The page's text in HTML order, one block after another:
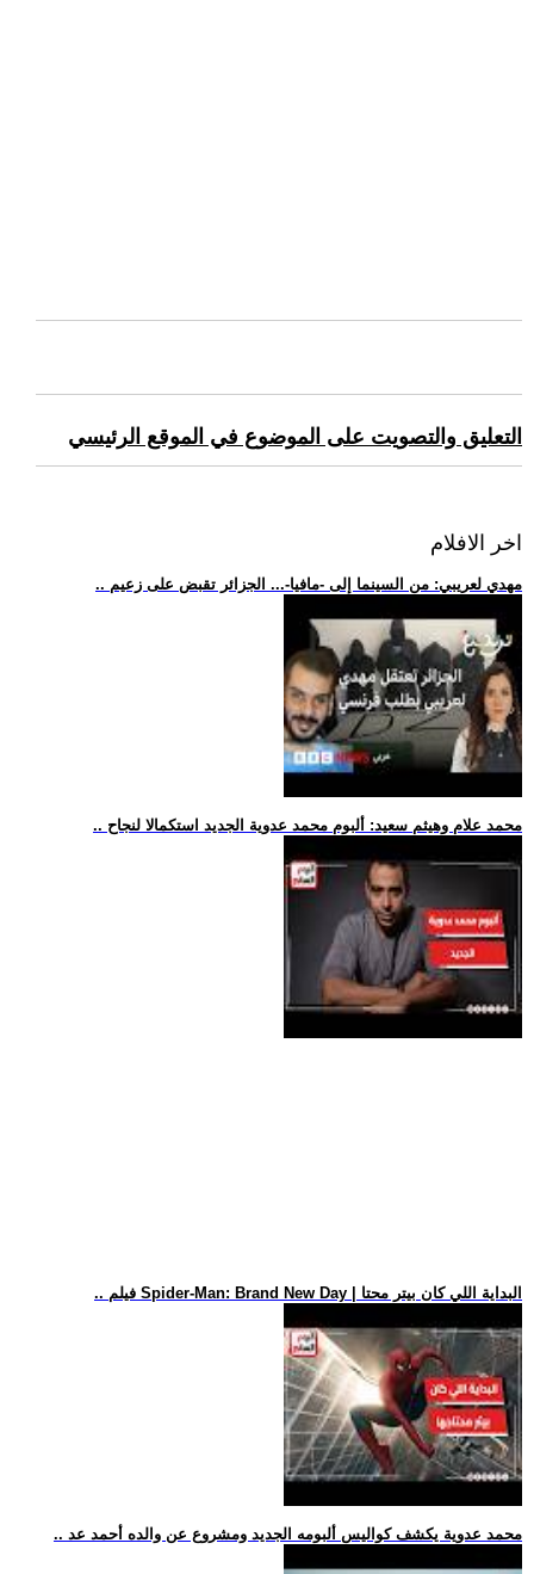
التعليق والتصويت على الموضوع في الموقع الرئيسي
اخر الافلام
.. مهدي لعريبي: من السينما إلى -مافيا-... الجزائر تقبض على زعيم
.. محمد علام وهيثم سعيد: ألبوم محمد عدوية الجديد استكمالا لنجاح
.. فيلم Spider-Man: Brand New Day | البداية اللي كان بيتر محتا
.. محمد عدوية يكشف كواليس ألبومه الجديد ومشروع عن والده أحمد عد